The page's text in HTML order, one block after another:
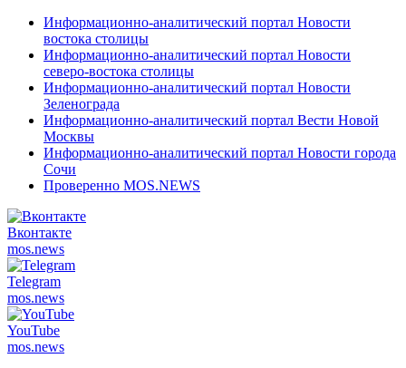
Информационно-аналитический портал Новости
востока столицы
Информационно-аналитический портал Новости
северо-востока столицы
Информационно-аналитический портал Новости
Зеленограда
Информационно-аналитический портал Вести Новой
Москвы
Информационно-аналитический портал Новости города
Сочи
Проверенно MOS.NEWS
Вконтакте
mos.news
Telegram
mos.news
YouTube
mos.news